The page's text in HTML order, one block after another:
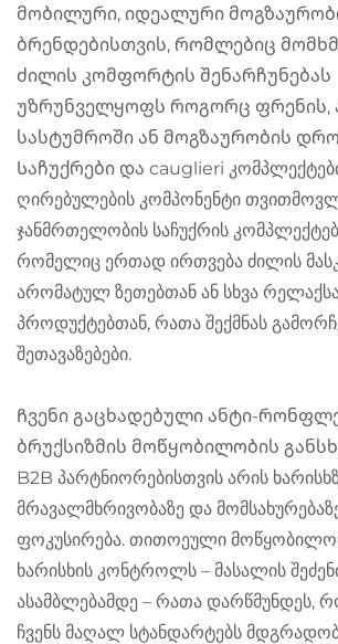
მობილური, იდეალური
ბრენდებისთვის, რომლებიც
ძილის კომფორტის შენარჩუნებას
უზრუნველყოფს როგორც ფრენის,
სასტუმროში ან მოგზაურობის
Საჩუქრები და cauglieri
ღირებულების კომპონენტი
ჯანმრთელობის საჩუქრის
რომელიც ერთად ირთვება ძილის
არომატულ ზეთებთან ან სხვა
პროდუქტებთან, რათა შექმნას
შეთავაზებები.
Ჩვენი გაცხადებული ანტი-
ბრუქსიზმის მოწყობილობის
B2B პარტნიორებისთვის არის
მრავალმხრივობაზე და
ფოკუსირება. თითოეული
ხარისხის კონტროლს – მასალის
ასამბლებამდე – რათა დარწმუნდეს,
ჩვენს მაღალ სტანდარტებს